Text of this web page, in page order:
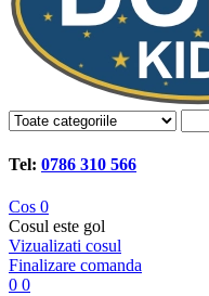
Tel: 0786 310 566
Cos 0
Cosul este gol
Vizualizati cosul
Finalizare comanda
0 0